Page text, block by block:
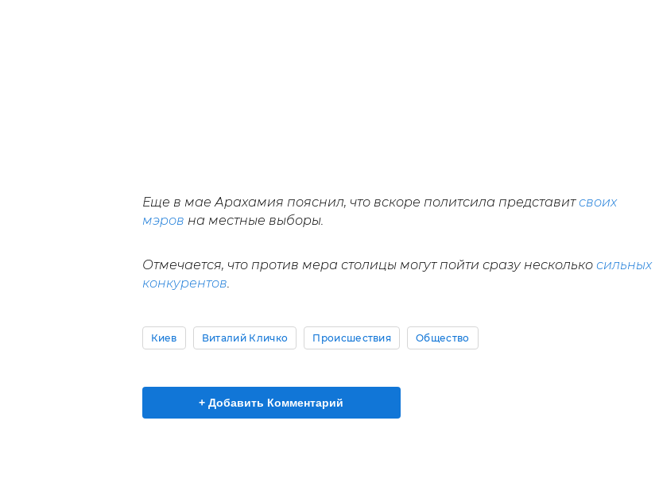
Еще в мае Арахамия пояснил, что вскоре политсила представитсвоих
мэров на местные выборы.
Отмечается, что против мера столицы могут пойти сразу несколько сильных
конкурентов
Киев Виталий Кличко Происшествия Общество
+ Добавить Комментарий